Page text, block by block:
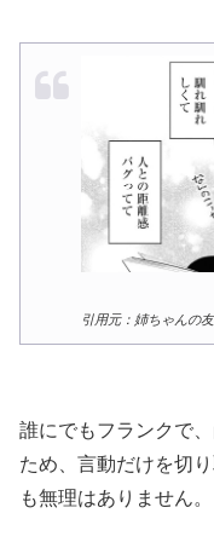
引用元：姉ちゃんの
誰にでもフランクで
ため、言動だけを切
も無理はありません。